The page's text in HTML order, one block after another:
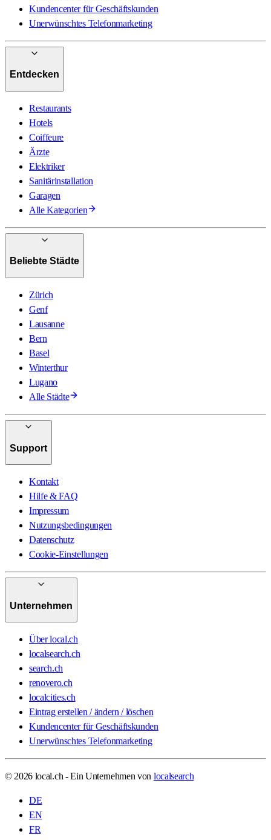
Kundencenter für Geschäftskunden
Unerwünschtes Telefonmarketing
Entdecken
Restaurants
Hotels
Coiffeure
Ärzte
Elektriker
Sanitärinstallation
Garagen
Alle Kategorien
Beliebte Städte
Zürich
Genf
Lausanne
Bern
Basel
Winterthur
Lugano
Alle Städte
Support
Kontakt
Hilfe & FAQ
Impressum
Nutzungsbedingungen
Datenschutz
Cookie-Einstellungen
Unternehmen
Über local.ch
localsearch.ch
search.ch
renovero.ch
localcities.ch
Eintrag erstellen / ändern / löschen
Kundencenter für Geschäftskunden
Unerwünschtes Telefonmarketing
© 2026 local.ch - Ein Unternehmen von localsearch
DE
EN
FR